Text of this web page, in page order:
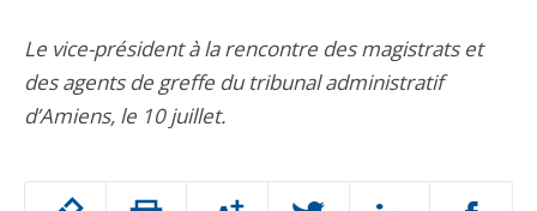
Passer
Le vice-président à la rencontre des magistrats et
des agents de greffe du tribunal administratif
d’Amiens, le 10 juillet.